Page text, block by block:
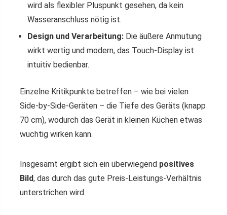
wird als flexibler Pluspunkt gesehen, da kein
Wasseranschluss nötig ist.
Design und Verarbeitung: Die äußere Anmutung
wirkt wertig und modern, das Touch-Display ist
intuitiv bedienbar.
Einzelne Kritikpunkte betreffen – wie bei vielen
Side-by-Side-Geräten – die Tiefe des Geräts (knapp
70 cm), wodurch das Gerät in kleinen Küchen etwas
wuchtig wirken kann.
Insgesamt ergibt sich ein überwiegend positives
Bild, das durch das gute Preis-Leistungs-Verhältnis
unterstrichen wird.